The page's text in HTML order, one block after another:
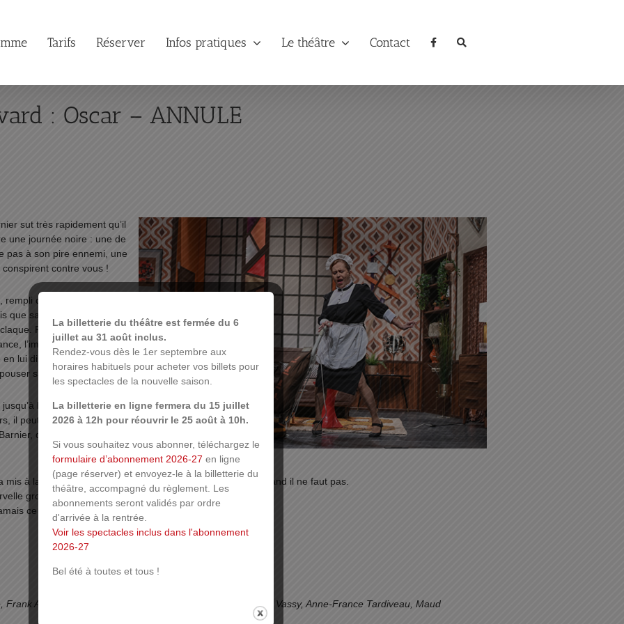
Tarifs Réserver Infos pratiques Le théâtre Contact
: Oscar – ANNULE
sut très rapidement qu’il
une journée noire : une de
pas à son pire ennemi, une
contre vous !
rempli de valises dont le
que sa fille change de tête
Pour couronner le
l’impertinent Christian
lui disant qu’il fait une
sa fille !
la bonne, qui rêve
il peut compter sur l’appui
qui prend tout avec
mis à la porte. Oscar, qui part tout le temps et qui revient quand il ne faut pas.
grosse comme un petit pois cassé.
ce qu’il veut !
Frank Arnaudon, Christine Savary, Maeva Bongard, Jacques Vassy, Anne-France Tardiveau, Maud
La billetterie du théâtre est fermée du 6
juillet au 31 août inclus.
Rendez-vous dès le 1er septembre aux
horaires habituels pour acheter vos billets pour
les spectacles de la nouvelle saison.
La billetterie en ligne fermera du 15 juillet
2026 à 12h pour réouvrir le 25 août à 10h.
Si vous souhaitez vous abonner, téléchargez le
formulaire d’abonnement 2026-27 en ligne
(page réserver) et envoyez-le à la billetterie du
théâtre, accompagné du règlement. Les
abonnements seront validés par ordre
d'arrivée à la rentrée.
Voir les spectacles inclus dans l'abonnement
2026-27
Bel été à toutes et tous !